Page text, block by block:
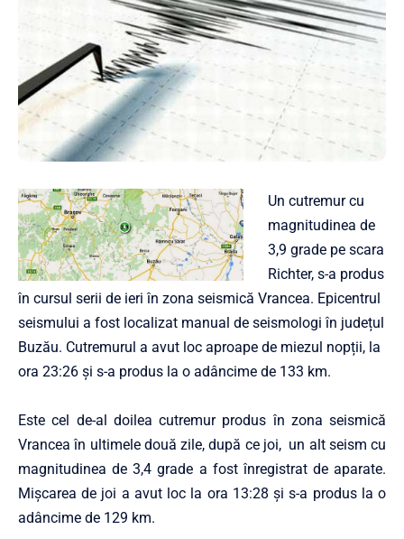
Un cutremur cu
magnitudinea de
3,9 grade pe scara
Richter, s-a produs
în cursul serii de ieri în zona seismică Vrancea. Epicentrul
seismului a fost localizat manual de seismologi în județul
Buzău. Cutremurul a avut loc aproape de miezul nopții, la
ora 23:26 și s-a produs la o adâncime de 133 km.
Este cel de-al doilea cutremur produs în zona seismică
Vrancea în ultimele două zile, după ce joi, un alt seism cu
magnitudinea de 3,4 grade a fost înregistrat de aparate.
Mișcarea de joi a avut loc la ora 13:28 și s-a produs la o
adâncime de 129 km.